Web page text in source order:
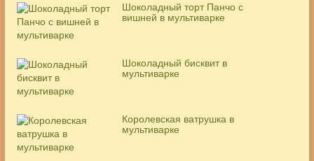
Шоколадный торт Панчо с
вишней в мультиварке
Шоколадный бисквит в
мультиварке
Королевская ватрушка в
мультиварке